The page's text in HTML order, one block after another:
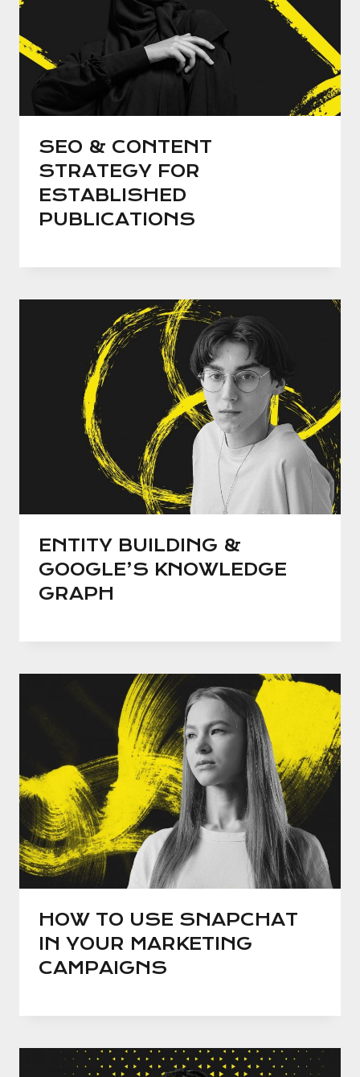
SEO & CONTENT
STRATEGY FOR
ESTABLISHED
PUBLICATIONS
ENTITY BUILDING &
GOOGLE’S KNOWLEDGE
GRAPH
HOW TO USE SNAPCHAT
IN YOUR MARKETING
CAMPAIGNS